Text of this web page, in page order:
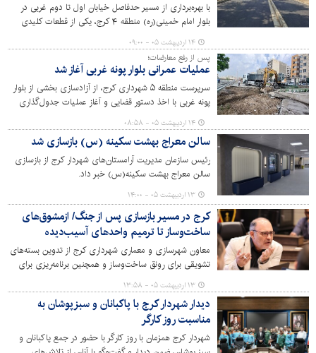
با بهره‌برداری از مسیر حدفاصل خیابان اول تا دوم غربی در
بلوار امام خمینی(ره) منطقه ۴ کرج، یکی از قطعات کلیدی
پروژه مهم و راهبردی تعریض این بلوار تکمیل شد؛ اقدامی که
به گفته مدیر منطقه ۴، نقش قابل توجهی در کاهش ترافیک،
ارتقای ایمنی و افزایش رفاه شهروندان چند منطقه مجاور
خواهد داشت.
۱۴ اردیبهشت ۰۵ - ۰۹:۰۰
پس از رفع معارضات؛
عملیات عمرانی بلوار پونه غربی آغاز شد
سرپرست منطقه ۵ شهرداری کرج، از آزادسازی بخشی از بلوار
پونه غربی با اخذ دستور قضایی و آغاز عملیات جدول‌گذاری
محدوده ایستگاه مترو گلشهر خبر داد.
۱۴ اردیبهشت ۰۵ - ۰۸:۵۸
سالن معراج بهشت سکینه (س) بازسازی شد
رئیس سازمان مدیریت آرامستان‌های شهردار کرج از بازسازی
سالن معراج بهشت سکینه(س) خبر داد.
۱۳ اردیبهشت ۰۵ - ۱۴:۰۰
کرج در مسیر بازسازی پس از جنگ/ ازمشوق‌های
ساخت‌وساز تا ترمیم واحدهای آسیب‌دیده
معاون شهرسازی و معماری شهرداری کرج از تدوین بسته‌های
تشویقی برای رونق ساخت‌وساز و همچنین برنامه‌ریزی برای
بازسازی پلاک‌های ثبتی کامل تخریب‌شده و جبران خسارت
وارده به بیش از ۲۱۰۰ واحد مسکونی و تجاری در سطح شهر
خبر داد.
۱۳ اردیبهشت ۰۵ - ۱۳:۵۸
دیدار شهردار کرج با پاکبانان و سبزپوشان به
مناسبت روز کارگر
شهردار کرج همزمان با روز کارگر با حضور در جمع پاکبانان و